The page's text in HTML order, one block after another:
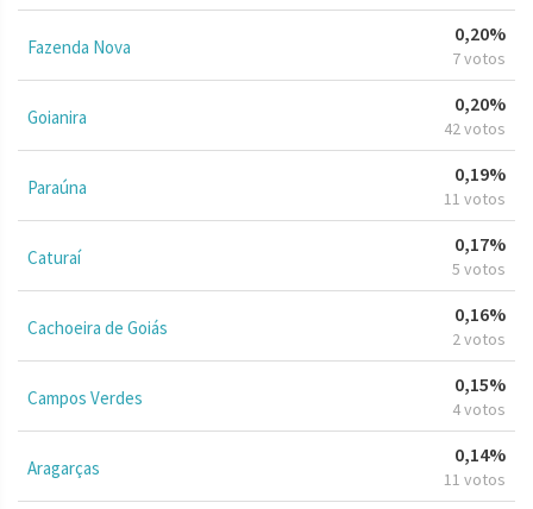
Fazenda Nova
0,20%
7 votos
Goianira
0,20%
42 votos
Paraúna
0,19%
11 votos
Caturaí
0,17%
5 votos
Cachoeira de Goiás
0,16%
2 votos
Campos Verdes
0,15%
4 votos
Aragarças
0,14%
11 votos